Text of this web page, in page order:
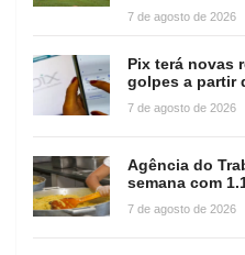
7 de agosto de 2026
Pix terá novas
golpes a partir
7 de agosto de 2026
Agência do
semana com
7 de agosto de 2026